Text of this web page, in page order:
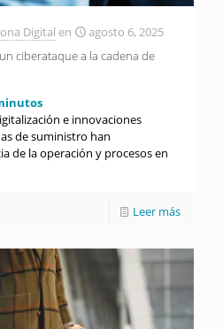
Digital en
agosto 6, 2025
ciberataque a la cadena de
e innovaciones
de suministro han
de la operación y procesos en
Leer más